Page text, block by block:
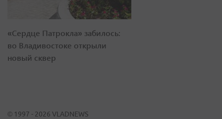
«Сердце Патрокла» забилось:
во Владивостоке открыли
новый сквер
© 1997 - 2026 VLADNEWS